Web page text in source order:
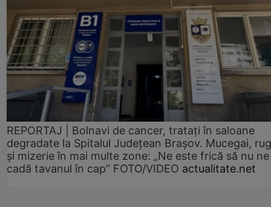
REPORTAJ | Bolnavi de cancer, tratați în saloane
degradate la Spitalul Județean Brașov. Mucegai,
și mizerie în mai multe zone: „Ne este frică să nu ne
cadă tavanul în cap” FOTO/VIDEO actualitate.net